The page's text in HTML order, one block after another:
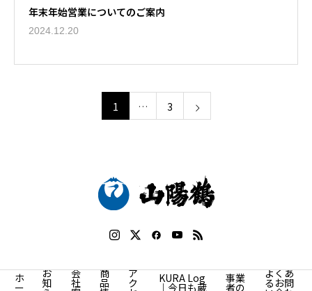
年末年始営業についてのご案内
2024.12.20
1 … 3
ホ
ー
お
知
会
社
商
品
ア
ク KURA Log
｜今日も蔵
事業
者の
よくあ
るお問